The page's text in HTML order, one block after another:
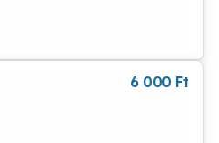
6 000 Ft